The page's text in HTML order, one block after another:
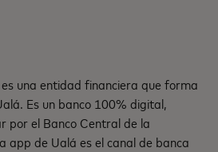
una entidad financiera que forma
Es un banco 100% digital,
por el Banco Central de la
app de Ualá es el canal de banca